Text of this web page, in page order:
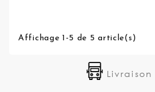
Affichage 1-5 de 5 article(s)